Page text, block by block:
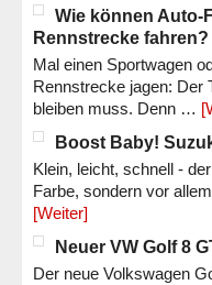
Wie können Auto-
Rennstrecke fahren?
Mal einen Sportwagen
Rennstrecke jagen: Der
bleiben muss. Denn …
Boost Baby!
Klein, leicht, schnell -
Farbe, sondern vor
[Weiter]
Neuer VW Golf 8
Der neue Volkswagen